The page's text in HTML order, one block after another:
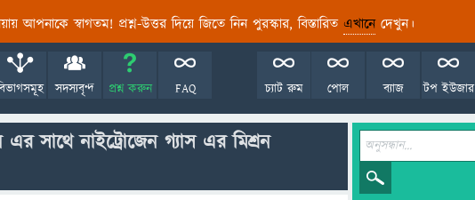
আপনাকে স্বাগতম! প্রশ্ন-উত্তর দিয়ে জিতে নিন পুরস্কার, বিস্তারিত এখানেদেখুন।
সদস্যবৃন্দ প্রশ্ন করুন FAQ টপ ইউজার
ব্যাজ
পোল
চ্যাট রুম
সাথে নাইট্রোজেন গ্যাস এর মিশ্রন